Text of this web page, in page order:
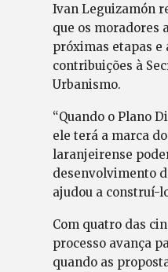
Ivan Leguizamón
que os moradores
próximas etapas e
contribuições à
Urbanismo.
“Quando o Plano
ele terá a marca
laranjeirense
desenvolvimento
ajudou a construí-
Com quatro das
processo avança
quando as